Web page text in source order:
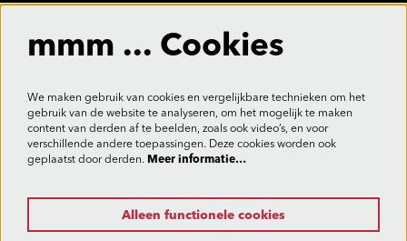
Aanmelden
Deze site wordt beschermd door reCAPTCHA, dataverwerking gebeurt in overeenstemming met de
mmm ... Cookies
We maken gebruik van cookies en vergelijkbare technieken om het
gebruik van de website te analyseren, om het mogelijk te maken
content van derden af te beelden, zoals ook video’s, en voor
verschillende andere toepassingen. Deze cookies worden ook
geplaatst door derden. Meer informatie…
Alleen functionele cookies